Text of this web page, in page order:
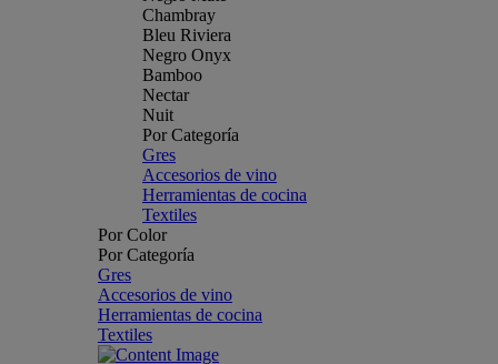
Chambray
Bleu Riviera
Negro Onyx
Bamboo
Nectar
Nuit
Por Categoría
Gres
Accesorios de vino
Herramientas de cocina
Textiles
Por Color
Por Categoría
Gres
Accesorios de vino
Herramientas de cocina
Textiles